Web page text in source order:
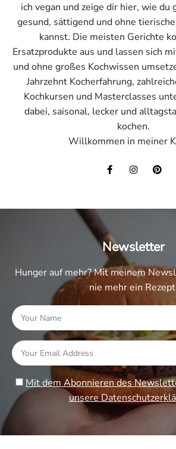
ich vegan und zeige dir hier, wie du
gesund, sättigend und ohne
kannst. Die meisten Gerichte
Ersatzprodukte aus und lassen sich
und ohne großes Kochwissen
Jahrzehnt Kocherfahrung,
Kochkursen und Masterclasses
dabei, saisonal, lecker und
kochen.
Willkommen in meiner
Newsletter
Hunger auf mehr? Mit meinem
nie mehr ein
Mit dem Abonnieren des
unsere